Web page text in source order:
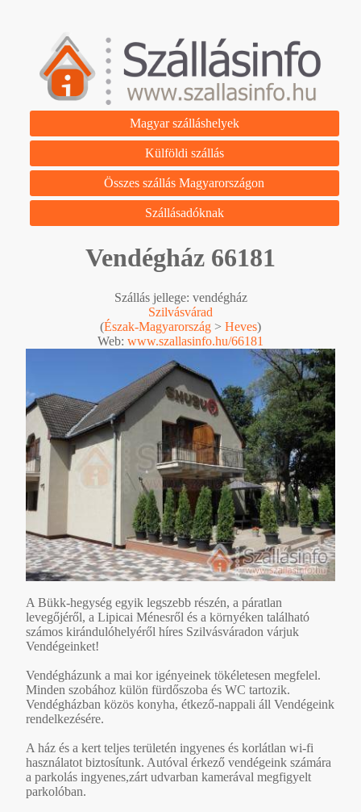
Magyar szálláshelyek
Külföldi szállás
Összes szállás Magyarországon
Szállásadóknak
Vendégház 66181
Szállás jellege: vendégház
Szilvásvárad
(Észak-Magyarország > Heves)
Web: www.szallasinfo.hu/66181
A Bükk-hegység egyik legszebb részén, a páratlan
levegőjéről, a Lipicai Ménesről és a környéken található
számos kirándulóhelyéről híres Szilvásváradon várjuk
Vendégeinket!
Vendégházunk a mai kor igényeinek tökéletesen megfelel.
Minden szobához külön fürdőszoba és WC tartozik.
Vendégházban közös konyha, étkező-nappali áll Vendégeink
rendelkezésére.
A ház és a kert teljes területén ingyenes és korlátlan wi-fi
használatot biztosítunk. Autóval érkező vendégeink számára
a parkolás ingyenes,zárt udvarban kamerával megfigyelt
parkolóban.